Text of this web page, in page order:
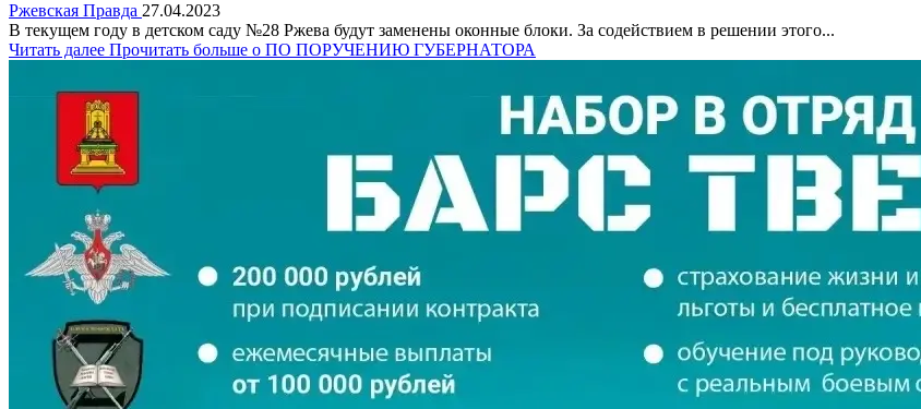
Ржевская Правда 27.04.2023
В текущем году в детском саду №28 Ржева будут заменены оконные блоки. За содействием в решении этого...
Читать далее Прочитать больше о ПО ПОРУЧЕНИЮ ГУБЕРНАТОРА